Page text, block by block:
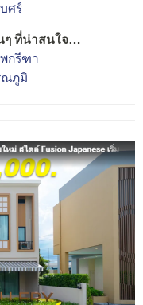
ศร์
ๆ ที่น่าสนใจ…
พกรีฑา
ณภูมิ